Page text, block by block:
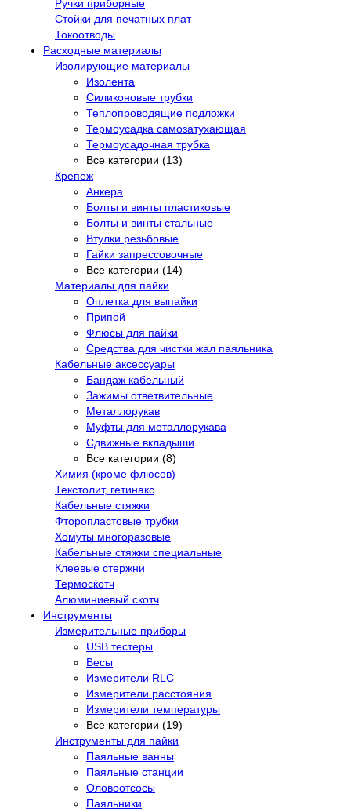
Ручки приборные
Стойки для печатных плат
Токоотводы
Расходные материалы
Изолирующие материалы
Изолента
Силиконовые трубки
Теплопроводящие подложки
Термоусадка самозатухающая
Термоусадочная трубка
Все категории (13)
Крепеж
Анкера
Болты и винты пластиковые
Болты и винты стальные
Втулки резьбовые
Гайки запрессовочные
Все категории (14)
Материалы для пайки
Оплетка для выпайки
Припой
Флюсы для пайки
Средства для чистки жал паяльника
Кабельные аксессуары
Бандаж кабельный
Зажимы ответвительные
Металлорукав
Муфты для металлорукава
Сдвижные вкладыши
Все категории (8)
Химия (кроме флюсов)
Текстолит, гетинакс
Кабельные стяжки
Фторопластовые трубки
Хомуты многоразовые
Кабельные стяжки специальные
Клеевые стержни
Термоскотч
Алюминиевый скотч
Инструменты
Измерительные приборы
USB тестеры
Весы
Измерители RLC
Измерители расстояния
Измерители температуры
Все категории (19)
Инструменты для пайки
Паяльные ванны
Паяльные станции
Оловоотсосы
Паяльники